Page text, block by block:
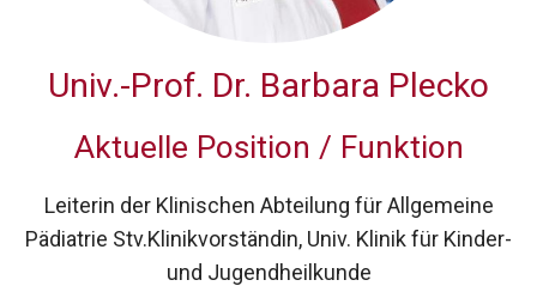
Univ.-Prof. Dr. Barbara Plecko
Aktuelle Position / Funktion
Leiterin der Klinischen Abteilung für Allgemeine
Pädiatrie Stv.Klinikvorständin, Univ. Klinik für Kinder-
und Jugendheilkunde